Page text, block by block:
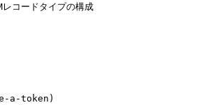
ードタイプの構成
a-token)